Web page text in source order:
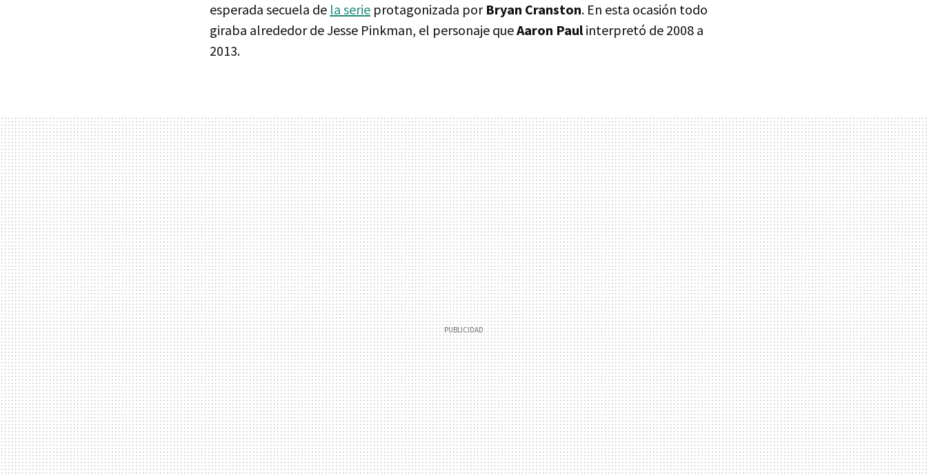
esperada secuela de la serie protagonizada por Bryan Cranston. En esta ocasión todo
giraba alrededor de Jesse Pinkman, el personaje queAaron Paulinterpretó de 2008 a
2013.